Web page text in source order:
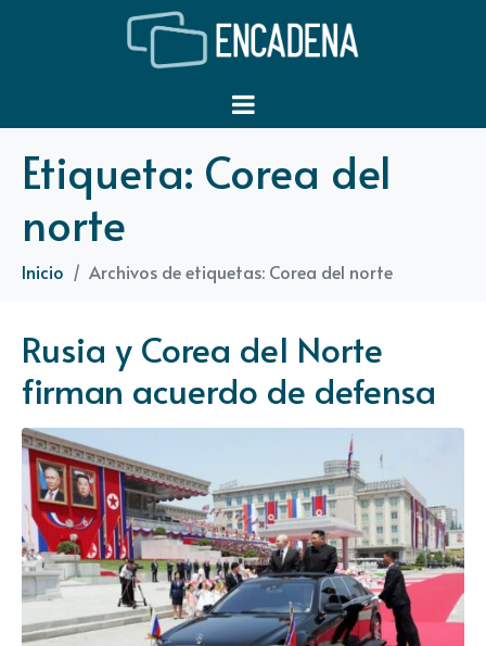
Etiqueta: Corea del
norte
Inicio Archivos de etiquetas: Corea del norte
Rusia y Corea del Norte
firman acuerdo de defensa